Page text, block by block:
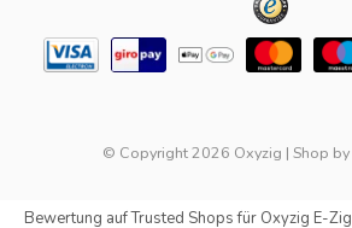
© Copyright 2026 Oxyzig | Shop by
Bewertung aufTrusted Shopsfür Oxyzig E-